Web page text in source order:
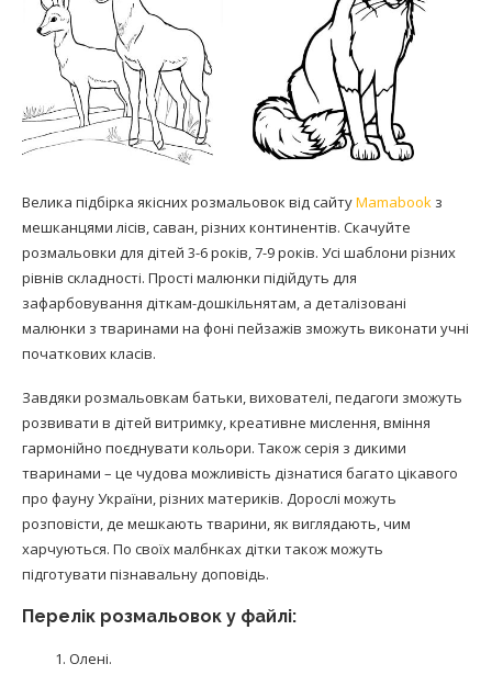
Велика підбірка якісних розмальовок від сайтуMamabook з
мешканцями лісів, саван, різних континентів. Скачуйте
розмальовки для дітей 3-6 років, 7-9 років. Усі шаблони різних
рівнів складності. Прості малюнки підійдуть для
зафарбовування діткам-дошкільнятам, а деталізовані
малюнки з тваринами на фоні пейзажів зможуть виконати учні
початкових класів.
Завдяки розмальовкам батьки, вихователі, педагоги зможуть
розвивати в дітей витримку, креативне мислення, вміння
гармонійно поєднувати кольори. Також серія з дикими
тваринами – це чудова можливість дізнатися багато цікавого
про фауну України, різних материків. Дорослі можуть
розповісти, де мешкають тварини, як виглядають, чим
харчуються. По своїх малбнках дітки також можуть
підготувати пізнавальну доповідь.
Перелік розмальовок у файлі:
Олені.